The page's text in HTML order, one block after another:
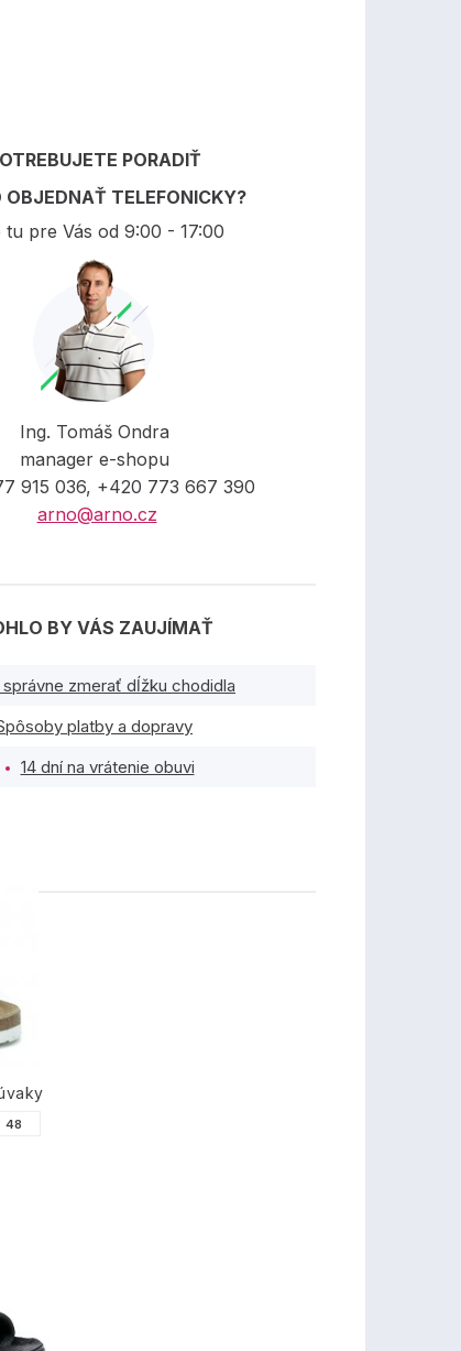
PORADIŤ
OBJEDNAŤ TELEFONICKY?
tu pre Vás od 9:00 - 17:00
Ing. Tomáš Ondra
manager e-shopu
915 036, +420 773 667 390
arno@arno.cz
BY VÁS ZAUJÍMAŤ
zmerať dĺžku chodidla
platby a dopravy
14 dní na vrátenie obuvi
48